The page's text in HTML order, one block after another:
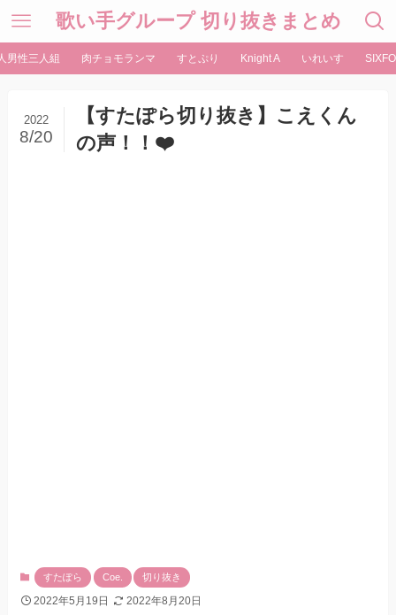
歌い手グループ 切り抜きまとめ
男性三人組 肉チョモランマ すとぷり Knight A いれいす
【すたぽら切り抜き】こえくん
の声！！❤️
2022
8/20
すたぽら Coe. 切り抜き
2022年5月19日 2022年8月20日